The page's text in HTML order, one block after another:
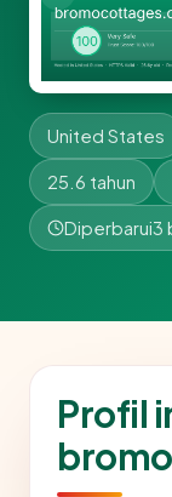
United States
25.6 tahun
Diperbarui3
Profil